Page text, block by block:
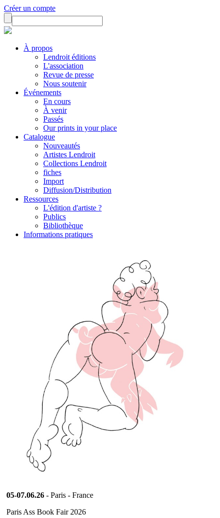
Créer un compte
À propos
Lendroit éditions
L'association
Revue de presse
Nous soutenir
Événements
En cours
À venir
Passés
Our prints in your place
Catalogue
Nouveautés
Artistes Lendroit
Collections Lendroit
fiches
Import
Diffusion/Distribution
Ressources
L'édition d'artiste ?
Publics
Bibliothèque
Informations pratiques
05-07.06.26 - Paris - France
Paris Ass Book Fair 2026